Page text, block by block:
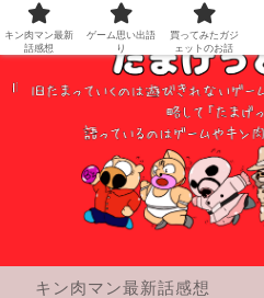
キン肉マン最新話感想
キン肉マン最新
話感想
ゲーム思い出語
り
買ってみたガジ
ェットのお話